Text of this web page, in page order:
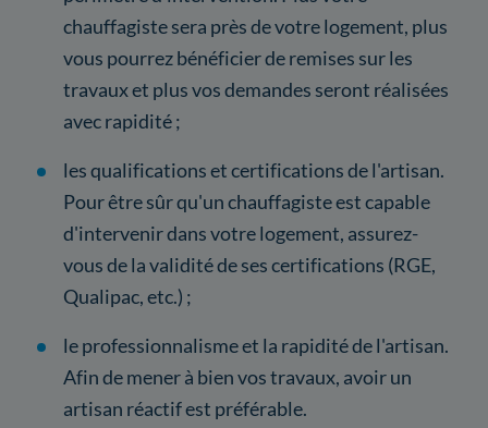
chauffagiste sera près de votre logement, plus
vous pourrez bénéficier de remises sur les
travaux et plus vos demandes seront réalisées
avec rapidité ;
les qualifications et certifications de l'artisan.
Pour être sûr qu'un chauffagiste est capable
d'intervenir dans votre logement, assurez-
vous de la validité de ses certifications (RGE,
Qualipac, etc.) ;
le professionnalisme et la rapidité de l'artisan.
Afin de mener à bien vos travaux, avoir un
artisan réactif est préférable.